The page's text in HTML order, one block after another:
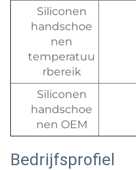
Siliconen
handschoe
nen
temperatuu
rbereik
Siliconen
handschoe
nen OEM
Bedrijfsprofiel